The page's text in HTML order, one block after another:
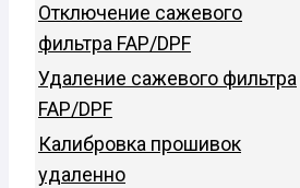
Отключение сажевого
фильтра FAP/DPF
Удаление сажевого фильтра
FAP/DPF
Калибровка прошивок
удаленно